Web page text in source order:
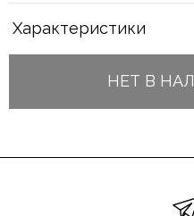
Характеристики
НЕТ В